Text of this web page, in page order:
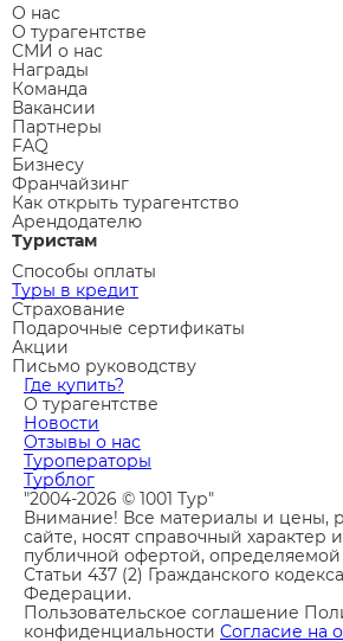
О нас
О турагентстве
СМИ о нас
Награды
Команда
Вакансии
Партнеры
FAQ
Бизнесу
Франчайзинг
Как открыть турагентство
Арендодателю
Туристам
Способы оплаты
Туры в кредит
Страхование
Подарочные сертификаты
Акции
Письмо руководству
Где купить?
О турагентстве
Новости
Отзывы о нас
Туроператоры
Турблог
"2004-2026 © 1001 Тур"
Внимание! Все материалы и цены,
сайте, носят справочный характер
публичной офертой,
Статьи 437 (2) Гражданского
Федерации.
Пользовательское соглашение
конфиденциальности Согласие на